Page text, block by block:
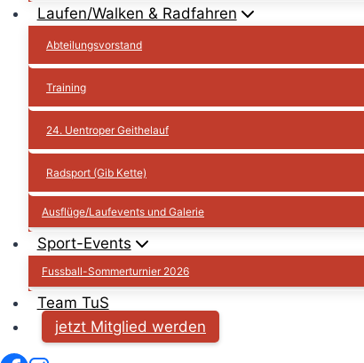
Laufen/Walken & Radfahren
Abteilungsvorstand
Training
24. Uentroper Geithelauf
Radsport (Gib Kette)
Ausflüge/Laufevents und Galerie
Sport-Events
Fussball-Sommerturnier 2026
Team TuS
jetzt Mitglied werden